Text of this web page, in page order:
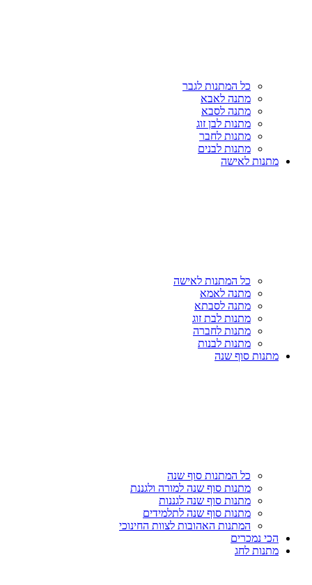
כל המתנות לגבר
מתנה לאבא
מתנה לסבא
מתנות לבן זוג
מתנות לחבר
מתנות לבנים
מתנות לאישה
כל המתנות לאישה
מתנה לאמא
מתנה לסבתא
מתנות לבת זוג
מתנות לחברה
מתנות לבנות
מתנות סוף שנה
כל המתנות סוף שנה
מתנות סוף שנה למורה ולגננת
מתנות סוף שנה לגננות
מתנות סוף שנה לתלמידים
המתנות האהובות לצוות החינוכי
הכי נמכרים
מתנות לחג